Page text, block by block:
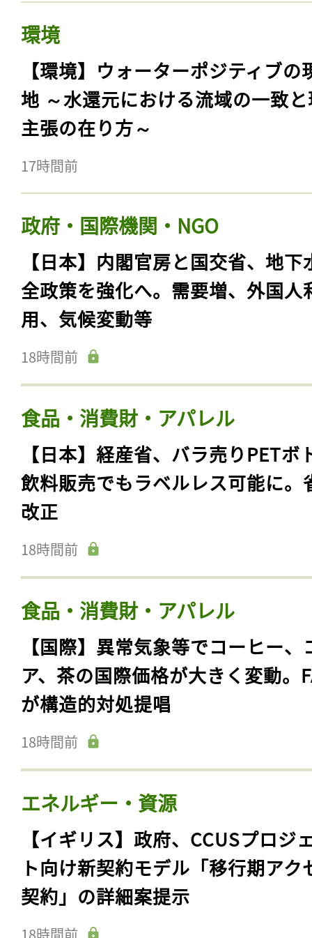
環境
【環境】ウォーターポジティブの
地 ～水還元における流域の一致
主張の在り方～
17時間前
政府・国際機関・NGO
【日本】内閣官房と国交省、地下
全政策を強化へ。需要増、外国人
用、気候変動等
18時間前
食品・消費財・アパレル
【日本】経産省、バラ売りPETボ
飲料販売でもラベルレス可能に。
改正
18時間前
食品・消費財・アパレル
【国際】異常気象等でコーヒー、
ア、茶の国際価格が大きく変動。
が構造的対処提唱
18時間前
エネルギー・資源
【イギリス】政府、CCUSプロジ
ト向け新契約モデル「移行期アク
契約」の詳細案提示